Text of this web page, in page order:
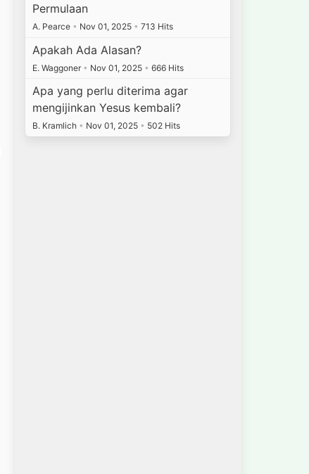
Permulaan
A. Pearce • Nov 01, 2025 • 713 Hits
Apakah Ada Alasan?
E. Waggoner • Nov 01, 2025 • 666 Hits
Apa yang perlu diterima agar
mengijinkan Yesus kembali?
B. Kramlich • Nov 01, 2025 • 502 Hits